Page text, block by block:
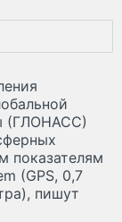
(ГЛОНАСС)
показателям
(GPS, 0,7
пишут